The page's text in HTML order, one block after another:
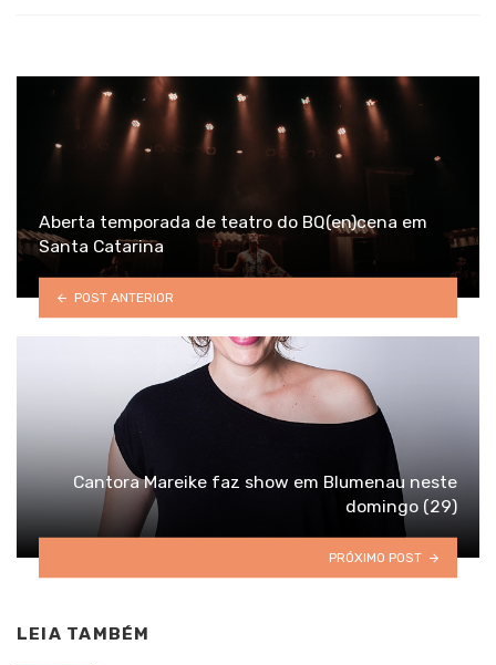
Aberta temporada de teatro do BQ(en)cena em
Santa Catarina
POST ANTERIOR
Cantora Mareike faz show em Blumenau neste
domingo (29)
PRÓXIMO POST
LEIA TAMBÉM